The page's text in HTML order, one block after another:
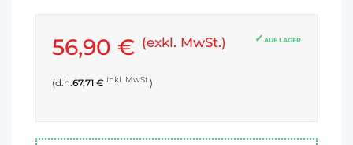
AUF LAGER
56,90 € (exkl. MwSt.)
(d.h.67,71 € inkl. MwSt.)